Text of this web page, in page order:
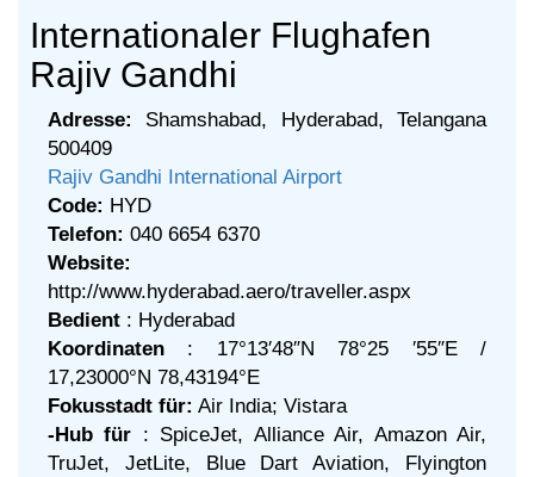
Internationaler Flughafen
Rajiv Gandhi
Adresse:
Shamshabad, Hyderabad, Telangana
500409
Rajiv Gandhi International Airport
Code: HYD
Telefon: 040 6654 6370
Website:
http://www.hyderabad.aero/traveller.aspx
Bedient : Hyderabad
Koordinaten : 17°13′48″N 78°25 ′55″E /
17,23000°N 78,43194°E
Fokusstadt für: Air India; Vistara
-Hub für : SpiceJet, Alliance Air, Amazon Air,
TruJet, JetLite, Blue Dart Aviation, Flyington